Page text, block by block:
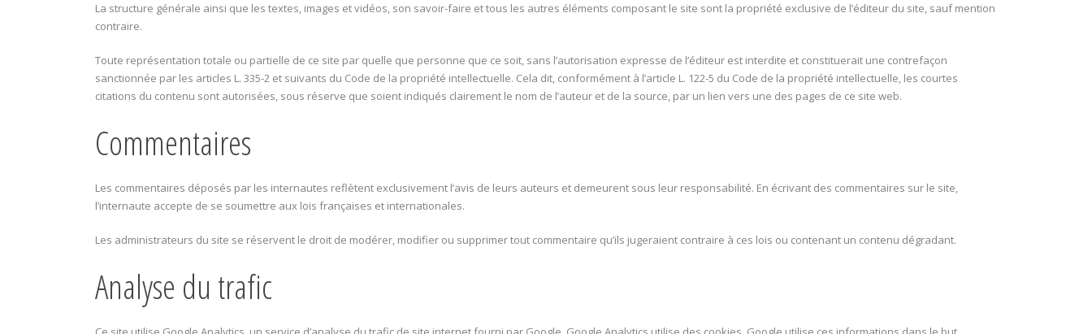
La structure générale ainsi que les textes, images et vidéos, son savoir-faire et tous les autres éléments composant le site sont la propriété exclusive de l’éditeur du site, sauf mention
contraire.
Toute représentation totale ou partielle de ce site par quelle que personne que ce soit, sans l’autorisation expresse de l’éditeur est interdite et constituerait une contrefaçon
sanctionnée par les articles L. 335-2 et suivants du Code de la propriété intellectuelle. Cela dit, conformément à l’article L. 122-5 du Code de la propriété intellectuelle, les courtes
citations du contenu sont autorisées, sous réserve que soient indiqués clairement le nom de l’auteur et de la source, par un lien vers une des pages de ce site web.
Commentaires
Les commentaires déposés par les internautes reflètent exclusivement l’avis de leurs auteurs et demeurent sous leur responsabilité. En écrivant des commentaires sur le site,
l’internaute accepte de se soumettre aux lois françaises et internationales.
Les administrateurs du site se réservent le droit de modérer, modifier ou supprimer tout commentaire qu’ils jugeraient contraire à ces lois ou contenant un contenu dégradant.
Analyse du trafic